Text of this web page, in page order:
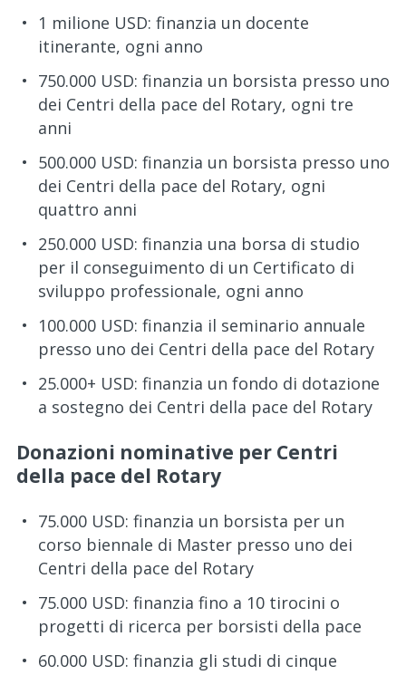
1 milione USD: finanzia un docente
itinerante, ogni anno
750.000 USD: finanzia un borsista presso uno
dei Centri della pace del Rotary, ogni tre
anni
500.000 USD: finanzia un borsista presso uno
dei Centri della pace del Rotary, ogni
quattro anni
250.000 USD: finanzia una borsa di studio
per il conseguimento di un Certificato di
sviluppo professionale, ogni anno
100.000 USD: finanzia il seminario annuale
presso uno dei Centri della pace del Rotary
25.000+ USD: finanzia un fondo di dotazione
a sostegno dei Centri della pace del Rotary
Donazioni nominative per Centri
della pace del Rotary
75.000 USD: finanzia un borsista per un
corso biennale di Master presso uno dei
Centri della pace del Rotary
75.000 USD: finanzia fino a 10 tirocini o
progetti di ricerca per borsisti della pace
60.000 USD: finanzia gli studi di cinque